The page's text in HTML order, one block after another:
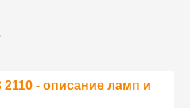
- описание ламп и